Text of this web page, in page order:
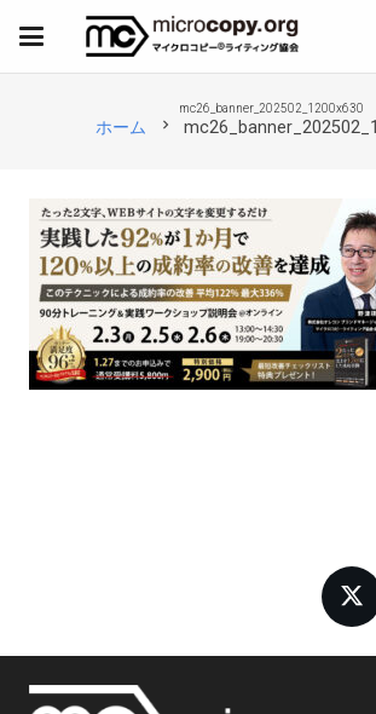
mc26_banner_202502_1200x630
ホーム chevron_right